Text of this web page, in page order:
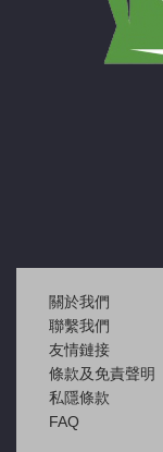
關於我們
聯繫我們
友情鏈接
條款及免責聲明
私隱條款
FAQ